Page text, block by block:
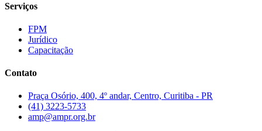
Serviços
FPM
Jurídico
Capacitação
Contato
Praça Osório, 400, 4º andar, Centro, Curitiba - PR
(41) 3223-5733
amp@ampr.org.br